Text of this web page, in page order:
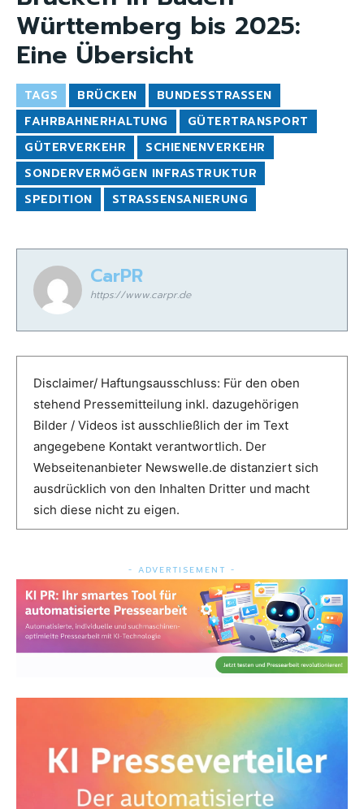
Württemberg bis 2025:
Eine Übersicht
TAGS BRÜCKEN
BUNDESSTRASSEN
FAHRBAHNERHALTUNG
GÜTERTRANSPORT
GÜTERVERKEHR
SCHIENENVERKEHR
SONDERVERMÖGEN INFRASTRUKTUR
SPEDITION
STRASSENSANIERUNG
CarPR
https://www.carpr.de
Disclaimer/ Haftungsausschluss: Für den oben
stehend Pressemitteilung inkl. dazugehörigen
Bilder / Videos ist ausschließlich der im Text
angegebene Kontakt verantwortlich. Der
Webseitenanbieter Newswelle.de distanziert sich
ausdrücklich von den Inhalten Dritter und macht
sich diese nicht zu eigen.
- ADVERTISEMENT -